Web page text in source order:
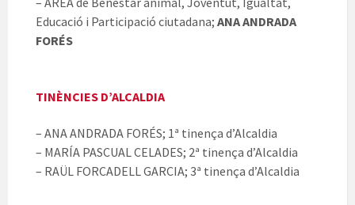
Educació i Participació ciutadana; ANA ANDRADA
FORÉS
TINÈNCIES D’ALCALDIA
– ANA ANDRADA FORÉS; 1ª tinença d’Alcaldia
– MARÍA PASCUAL CELADES; 2ª tinença d’Alcaldia
– RAÜL FORCADELL GARCIA; 3ª tinença d’Alcaldia